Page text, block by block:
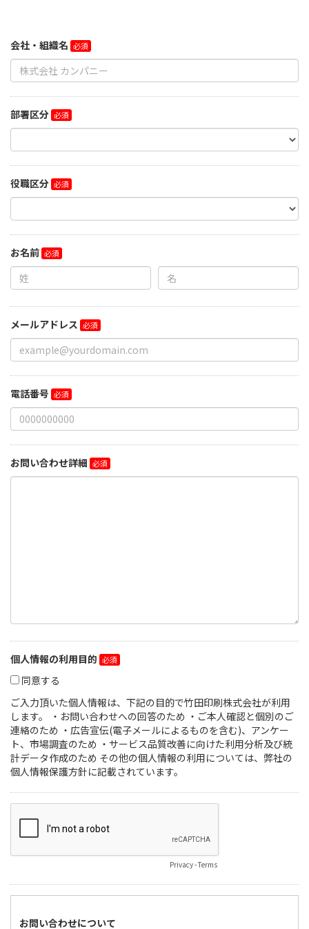
会社・組織名
部署区分
役職区分
お名前
メールアドレス
電話番号
お問い合わせ詳細
個人情報の利用目的
同意する
ご入力頂いた個人情報は、下記の目的で竹田印刷株式会社が利用
します。 ・お問い合わせへの回答のため ・ご本人確認と個別のご
連絡のため ・広告宣伝(電子メールによるものを含む)、アンケー
ト、市場調査のため ・サービス品質改善に向けた利用分析及び統
計データ作成のため その他の個人情報の利用については、弊社の
個人情報保護方針に記載されています。
人
番
号
便
番
号
道
府
県
区
郡
所
1
所
2
業
員
規
Privacy-Terms
お問い合わせについて